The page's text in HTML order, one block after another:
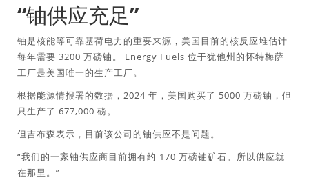
“铀供应充足”
铀是核能等可靠基荷电力的重要来源，美国目前的核反应堆估计
每年需要 3200 万磅铀。 Energy Fuels 位于犹他州的怀特梅萨
工厂是美国唯一的生产工厂。
根据能源情报署的数据，2024 年，美国购买了 5000 万磅铀，但
只生产了 677,000 磅。
但吉布森表示，目前该公司的铀供应不是问题。
“我们的一家铀供应商目前拥有约 170 万磅铀矿石。所以供应就
在那里。”